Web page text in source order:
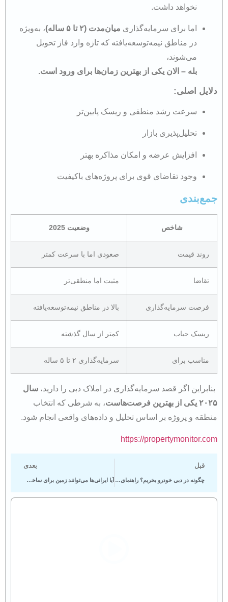
نخواهد داشت.
اما برای سرمایه‌گذاری میان‌مدت (۲ تا ۵ ساله)
، به‌ویژه
در مناطق نیمه‌توسعه‌یافته که تازه وارد فاز تحویل
می‌شوند،
بله – الان یکی از بهترین زمان‌ها برای ورود است.
دلایل اصلی:
سرعت رشد منطقی و ریسک پایین‌تر
تحلیل‌پذیری بازار
افزایش عرضه و امکان مذاکره بهتر
وجود تقاضای قوی برای پروژه‌های باکیفیت
جمع‌بندی
شاخص وضعیت 2025
روند قیمت صعودی اما با سرعت کمتر
تقاضا مثبت اما منطقی‌تر
فرصت سرمایه‌گذاری بالا در مناطق نیمه‌توسعه‌یافته
ریسک حباب کمتر از سال گذشته
مناسب برای سرمایه‌گذاری ۲ تا ۵ ساله
بنابراین اگر قصد سرمایه‌گذاری در املاک دبی را دارید، سال
۲۰۲۵ یکی از بهترین فرصت‌هاست
، به شرطی که انتخاب
منطقه و پروژه بر اساس تحلیل و داده‌های واقعی انجام شود.
https://propertymonitor.com
قبل
چگونه در دبی خودرو بخریم؟ راهنمای جامع خرید
بعدی
آیا ایرانی‌ها می‌توانند زمین برای ساخت‌وساز در دبی بخرند؟